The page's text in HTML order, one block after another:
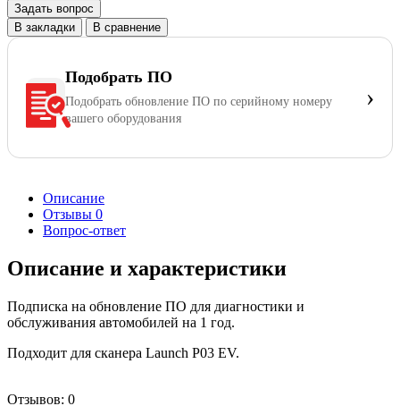
Задать вопрос
В закладки
В сравнение
Подобрать ПО
Подобрать обновление ПО по серийному номеру
вашего оборудования
›
Описание
Отзывы 0
Вопрос-ответ
Описание и характеристики
Подписка на обновление ПО для диагностики и
обслуживания автомобилей на 1 год.
Подходит для сканера Launch P03 EV.
Отзывов: 0